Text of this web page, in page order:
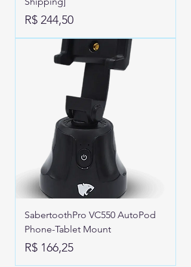
Preço
R$ 244,50
SabertoothPro VC550 AutoPod
Phone-Tablet Mount
Preço
R$ 166,25